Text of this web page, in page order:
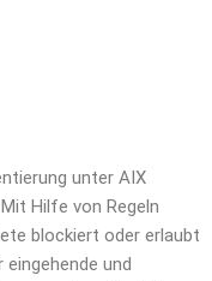
unter AIX
Hilfe von Regeln
blockiert oder erlaubt
und